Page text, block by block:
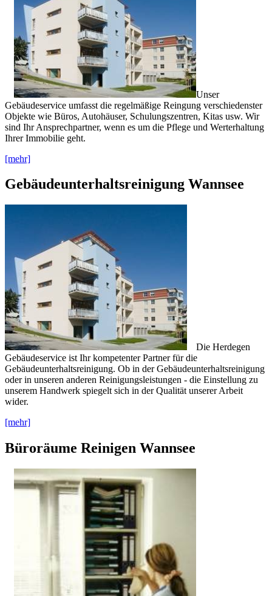
Unser
Gebäudeservice umfasst die regelmäßige Reingung verschiedenster
Objekte wie Büros, Autohäuser, Schulungszentren, Kitas usw. Wir
sind Ihr Ansprechpartner, wenn es um die Pflege und Werterhaltung
Ihrer Immobilie geht.
[mehr]
Gebäudeunterhaltsreinigung Wannsee
Die Herdegen
Gebäudeservice ist Ihr kompetenter Partner für die
Gebäudeunterhaltsreinigung. Ob in der Gebäudeunterhaltsreinigung
oder in unseren anderen Reinigungsleistungen - die Einstellung zu
unserem Handwerk spiegelt sich in der Qualität unserer Arbeit
wider.
[mehr]
Büroräume Reinigen Wannsee